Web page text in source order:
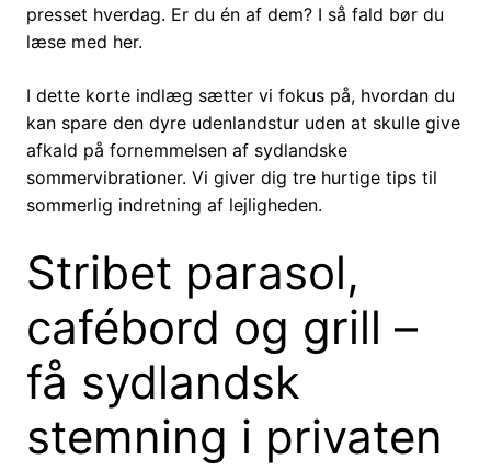
presset hverdag. Er du én af dem? I så fald bør du
læse med her.
I dette korte indlæg sætter vi fokus på, hvordan du
kan spare den dyre udenlandstur uden at skulle give
afkald på fornemmelsen af sydlandske
sommervibrationer. Vi giver dig tre hurtige tips til
sommerlig indretning af lejligheden.
Stribet parasol,
cafébord og grill –
få sydlandsk
stemning i privaten